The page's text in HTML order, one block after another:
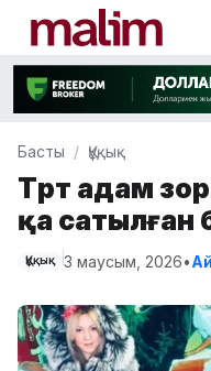
Басты Құқық
Төрт адам
қа сатылған
Құқық 3 маусым, 2026•